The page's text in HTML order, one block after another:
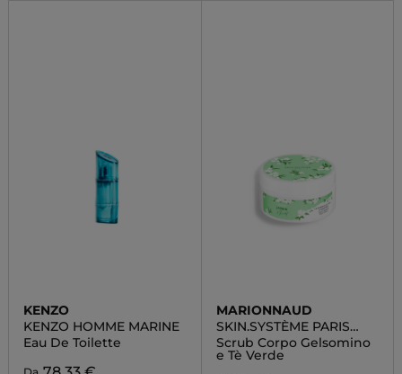
KENZO
KENZO HOMME MARINE
Eau De Toilette
MARIONNAUD
SKIN.SYSTÈME PARIS
BATH & BODY
Scrub Corpo Gelsomino
e Tè Verde